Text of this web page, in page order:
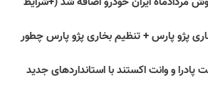
پژو پارس + تنظیم بخاری پژو پارس چطور
پادرا و وانت اکستند با استانداردهای جدید